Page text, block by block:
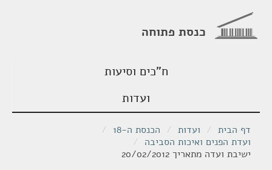
כנסת פתוחה
ח"כים וסיעות
ועדות
דף הבית / ועדות / הכנסת ה-18
/
ועדת הפנים ואיכות הסביבה /
ישיבת ועדה מתאריך 20/02/2012